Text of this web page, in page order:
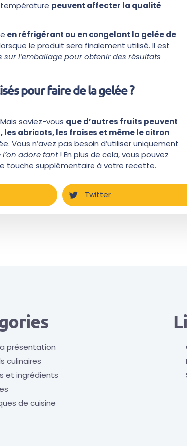
température peuvent affecter la qualité
en réfrigérant ou en congelant la gelée de
le produit sera finalement utilisé. Il est
l’emballage pour obtenir des résultats
pour faire de la gelée ?
saviez-vous que d’autres fruits peuvent
les abricots, les fraises et même le citron
n’avez pas besoin d’utiliser uniquement
adore tant! En plus de cela, vous pouvez
touche supplémentaire à votre recette.
Twitter
présentation
culinaires
et ingrédients
de cuisine